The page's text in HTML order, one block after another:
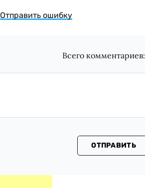
Отправить ошибку
Всего комментариев:
ОТПРАВИТЬ